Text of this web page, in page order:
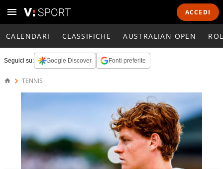
ACCEDI
CALENDARI CLASSIFICHE AUSTRALIAN OPEN
Seguici su: Google Discover Fonti preferite
TENNIS